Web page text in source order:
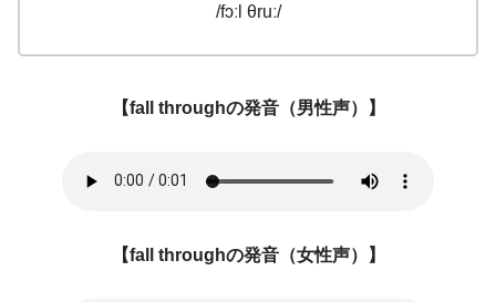
/fɔːl θruː/
【fall throughの発音（男性声）】
【fall throughの発音（女性声）】